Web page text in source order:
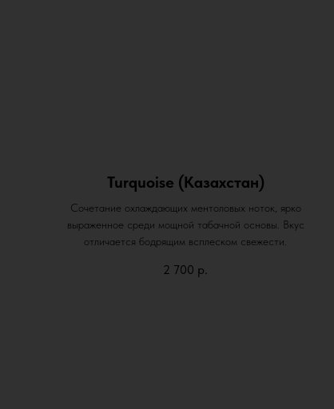
Turquoise (Казахстан)
Сочетание охлаждающих ментоловых ноток, ярко
выраженное среди мощной табачной основы. Вкус
отличается бодрящим всплеском свежести.
2 700 р.